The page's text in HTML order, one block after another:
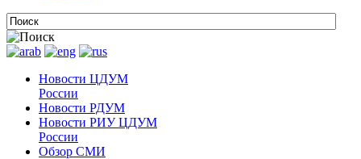
Новости ЦДУМ
России
Новости РДУМ
Новости РИУ ЦДУМ
России
Обзор СМИ